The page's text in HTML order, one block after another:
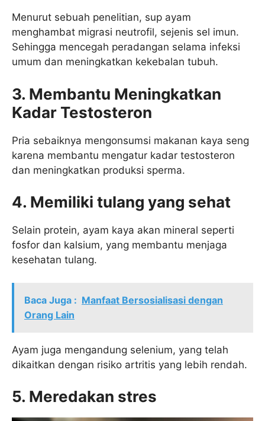
Menurut sebuah penelitian, sup ayam
menghambat migrasi neutrofil, sejenis sel imun.
Sehingga mencegah peradangan selama infeksi
umum dan meningkatkan kekebalan tubuh.
3. Membantu Meningkatkan
Kadar Testosteron
Pria sebaiknya mengonsumsi makanan kaya seng
karena membantu mengatur kadar testosteron
dan meningkatkan produksi sperma.
4. Memiliki tulang yang sehat
Selain protein, ayam kaya akan mineral seperti
fosfor dan kalsium, yang membantu menjaga
kesehatan tulang.
Baca Juga : Manfaat Bersosialisasi dengan
Orang Lain
Ayam juga mengandung selenium, yang telah
dikaitkan dengan risiko artritis yang lebih rendah.
5. Meredakan stres